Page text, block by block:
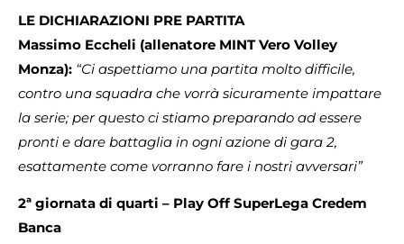
LE DICHIARAZIONI PRE PARTITA
Massimo Eccheli (allenatore MINT Vero Volley
Monza): “Ci aspettiamo una partita molto difficile,
contro una squadra che vorrà sicuramente impattare
la serie; per questo ci stiamo preparando ad essere
pronti e dare battaglia in ogni azione di gara 2,
esattamente come vorranno fare i nostri avversari”
2ª giornata di quarti – Play Off SuperLega Credem
Banca